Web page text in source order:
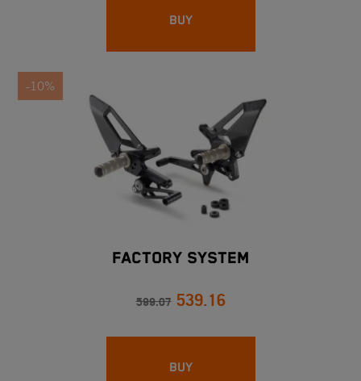
BUY
-10%
FACTORY SYSTEM
599.07 539.16
BUY